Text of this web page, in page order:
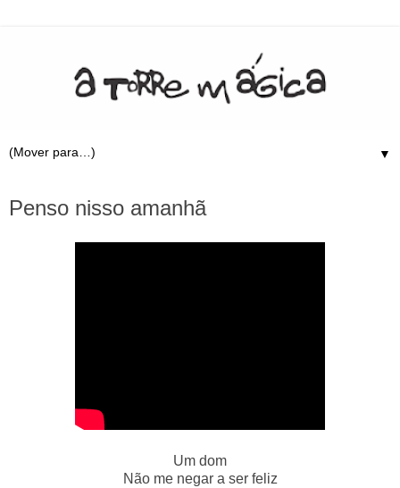
▼
Penso nisso amanhã
Um dom
Não me negar a ser feliz